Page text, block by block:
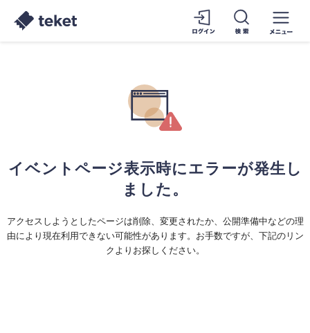
イベントページ表示時にエラーが発生し
ました。
アクセスしようとしたページは削除、変更されたか、公開準備中などの理
由により現在利用できない可能性があります。お手数ですが、下記のリン
クよりお探しください。